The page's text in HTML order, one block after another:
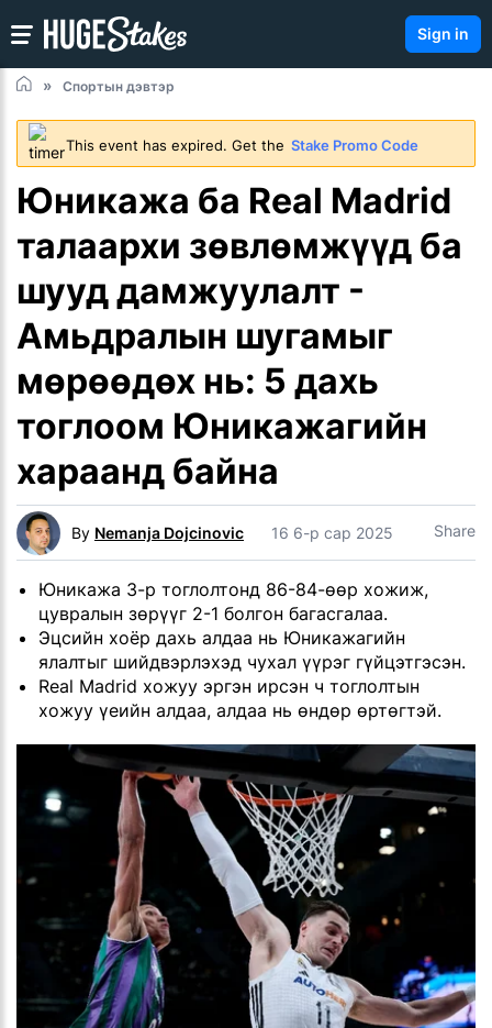
Sign in
Спортын дэвтэр
This event has expired. Get the Stake Promo Code
Юникажа ба Real Madrid
талаархи зөвлөмжүүд ба
шууд дамжуулалт -
Амьдралын шугамыг
мөрөөдөх нь: 5 дахь
тоглоом Юникажагийн
хараанд байна
By Nemanja Dojcinovic 16 6-р сар 2025 Share
Юникажа 3-р тоглолтонд 86-84-өөр хожиж,
цувралын зөрүүг 2-1 болгон багасгалаа.
Эцсийн хоёр дахь алдаа нь Юникажагийн
ялалтыг шийдвэрлэхэд чухал үүрэг гүйцэтгэсэн.
Real Madrid хожуу эргэн ирсэн ч тоглолтын
хожуу үеийн алдаа, алдаа нь өндөр өртөгтэй.